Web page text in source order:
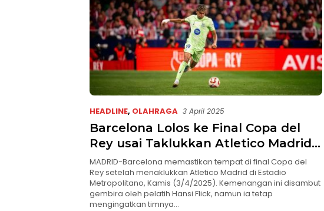
HEADLINE, OLAHRAGA 3 April 2025
Barcelona Lolos ke Final Copa del
Rey usai Taklukkan Atletico Madrid
1-0
MADRID-Barcelona memastikan tempat di final Copa del
Rey setelah menaklukkan Atletico Madrid di Estadio
Metropolitano, Kamis (3/4/2025). Kemenangan ini disambut
gembira oleh pelatih Hansi Flick, namun ia tetap
mengingatkan timnya…